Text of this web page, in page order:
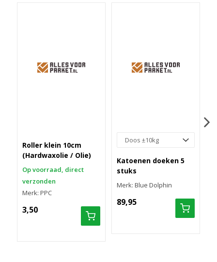
Roller klein 10cm
(Hardwaxolie / Olie)
Op voorraad, direct
verzonden
Merk: PPC
3,50
Katoenen doeken 5
stuks
Merk: Blue Dolphin
89,95